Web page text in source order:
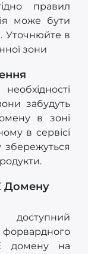
правил
може бути
Уточнюйте в
зони
забудуть
в зоні
в сервісі
збережуться
Домену
домену на